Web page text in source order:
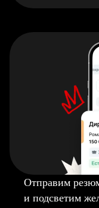
Отправим
и подсветим